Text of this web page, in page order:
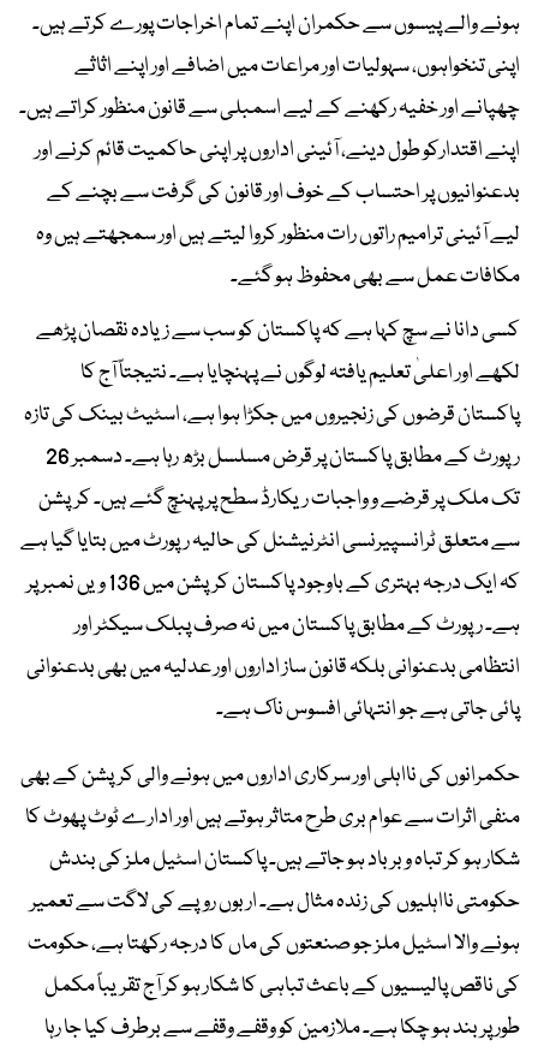
ہونے والے پیسوں سے حکمران اپنے تمام اخراجات پورے کرتے ہیں۔
اپنی تنخواہوں، سہولیات اور مراعات میں اضافے اور اپنے اثاثے
چھپانے اور خفیہ رکھنے کے لیے اسمبلی سے قانون منظور کراتے ہیں۔
اپنے اقتدارکو طول دینے، آئینی اداروں پر اپنی حاکمیت قائم کرنے اور
بدعنوانیوں پر احتساب کے خوف اور قانون کی گرفت سے بچنے کے
لیے آئینی ترامیم راتوں رات منظور کروا لیتے ہیں اور سمجھتے ہیں وہ
مکافات عمل سے بھی محفوظ ہو گئے۔
کسی دانا نے سچ کہا ہے کہ پاکستان کو سب سے زیادہ نقصان پڑھے
لکھے اور اعلیٰ تعلیم یافتہ لوگوں نے پہنچایا ہے۔ نتیجتاً آج کا
پاکستان قرضوں کی زنجیروں میں جکڑا ہوا ہے، اسٹیٹ بینک کی تازہ
رپورٹ کے مطابق پاکستان پر قرض مسلسل بڑھ رہا ہے۔ دسمبر 26
تک ملک پر قرضے و واجبات ریکارڈ سطح پر پہنچ گئے ہیں۔ کرپشن
سے متعلق ٹرانسپیرنسی انٹرنیشنل کی حالیہ رپورٹ میں بتایا گیا ہے
کہ ایک درجہ بہتری کے باوجود پاکستان کرپشن میں 136 ویں نمبر پر
ہے۔ رپورٹ کے مطابق پاکستان میں نہ صرف پبلک سیکٹر اور
انتظامی بدعنوانی بلکہ قانون ساز اداروں اور عدلیہ میں بھی بدعنوانی
پائی جاتی ہے جو انتہائی افسوس ناک ہے۔
حکمرانوں کی نااہلی اور سرکاری اداروں میں ہونے والی کرپشن کے بھی
منفی اثرات سے عوام بری طرح متاثر ہوتے ہیں اور ادارے ٹوٹ پھوٹ کا
شکار ہو کر تباہ و برباد ہو جاتے ہیں۔ پاکستان اسٹیل ملز کی بندش
حکومتی نااہلیوں کی زندہ مثال ہے۔ اربوں روپے کی لاگت سے تعمیر
ہونے والا اسٹیل ملز جو صنعتوں کی ماں کا درجہ رکھتا ہے، حکومت
کی ناقص پالیسیوں کے باعث تباہی کا شکار ہو کر آج تقریباً مکمل
طور پر بند ہو چکا ہے۔ ملازمین کو وقفے وقفے سے برطرف کیا جا رہا